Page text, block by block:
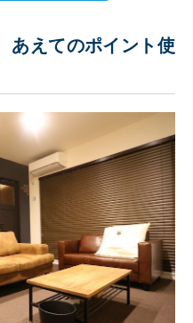
あえてのポイント使